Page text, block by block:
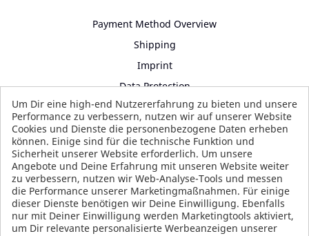
Payment Method Overview
Shipping
Imprint
Data Protection
Terms and Conditions
SOCIAL MEDIA
Um Dir eine high-end Nutzererfahrung zu bieten und unsere
Performance zu verbessern, nutzen wir auf unserer Website
Cookies und Dienste die personenbezogene Daten erheben
können. Einige sind für die technische Funktion und
Sicherheit unserer Website erforderlich. Um unsere
Angebote und Deine Erfahrung mit unseren Website weiter
zu verbessern, nutzen wir Web-Analyse-Tools und messen
die Performance unserer Marketingmaßnahmen. Für einige
dieser Dienste benötigen wir Deine Einwilligung. Ebenfalls
nur mit Deiner Einwilligung werden Marketingtools aktiviert,
um Dir relevante personalisierte Werbeanzeigen unserer